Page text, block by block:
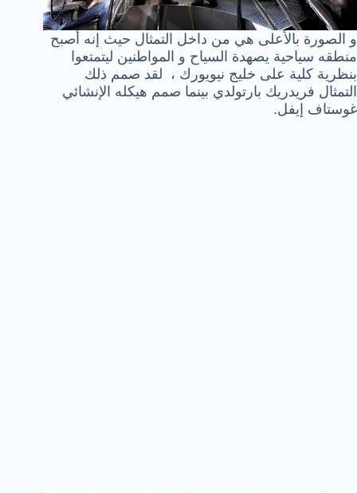
و الصورة بالأعلى هي من داخل التمثال حيث إنه أصبح
منطقه سياحية يصهدة السياح و المواطنين ليتمتعوا
بنظرية كلية على خليج نيويورك ، لقد صمم ذلك
التمثال فريدريك بارتولدي بينما صمم هيكله الإنشائي
غوستاف إيفل.